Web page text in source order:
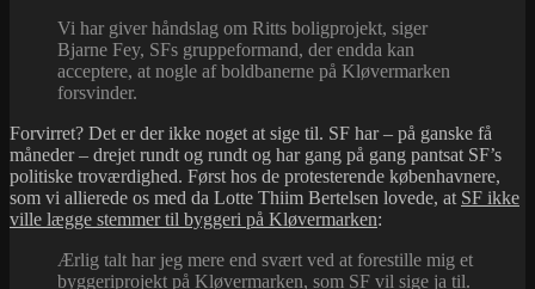
Vi har giver håndslag om Ritts boligprojekt, siger
Bjarne Fey, SFs gruppeformand, der endda kan
acceptere, at nogle af boldbanerne på Kløvermarken
forsvinder.
Forvirret? Det er der ikke noget at sige til. SF har – på ganske få
måneder – drejet rundt og rundt og har gang på gang pantsat SF’s
politiske troværdighed. Først hos de protesterende københavnere,
som vi allierede os med da Lotte Thiim Bertelsen lovede, at SF ikke
ville lægge stemmer til byggeri på Kløvermarken:
Ærlig talt har jeg mere end svært ved at forestille mig et
byggeriprojekt på Kløvermarken, som SF vil sige ja til.